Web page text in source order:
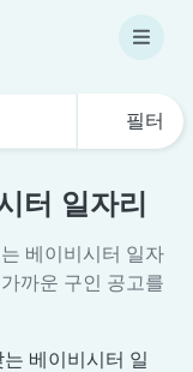
필터
터 일자리
베이비시터 일자
까운 구인 공고를
베이비시터 일